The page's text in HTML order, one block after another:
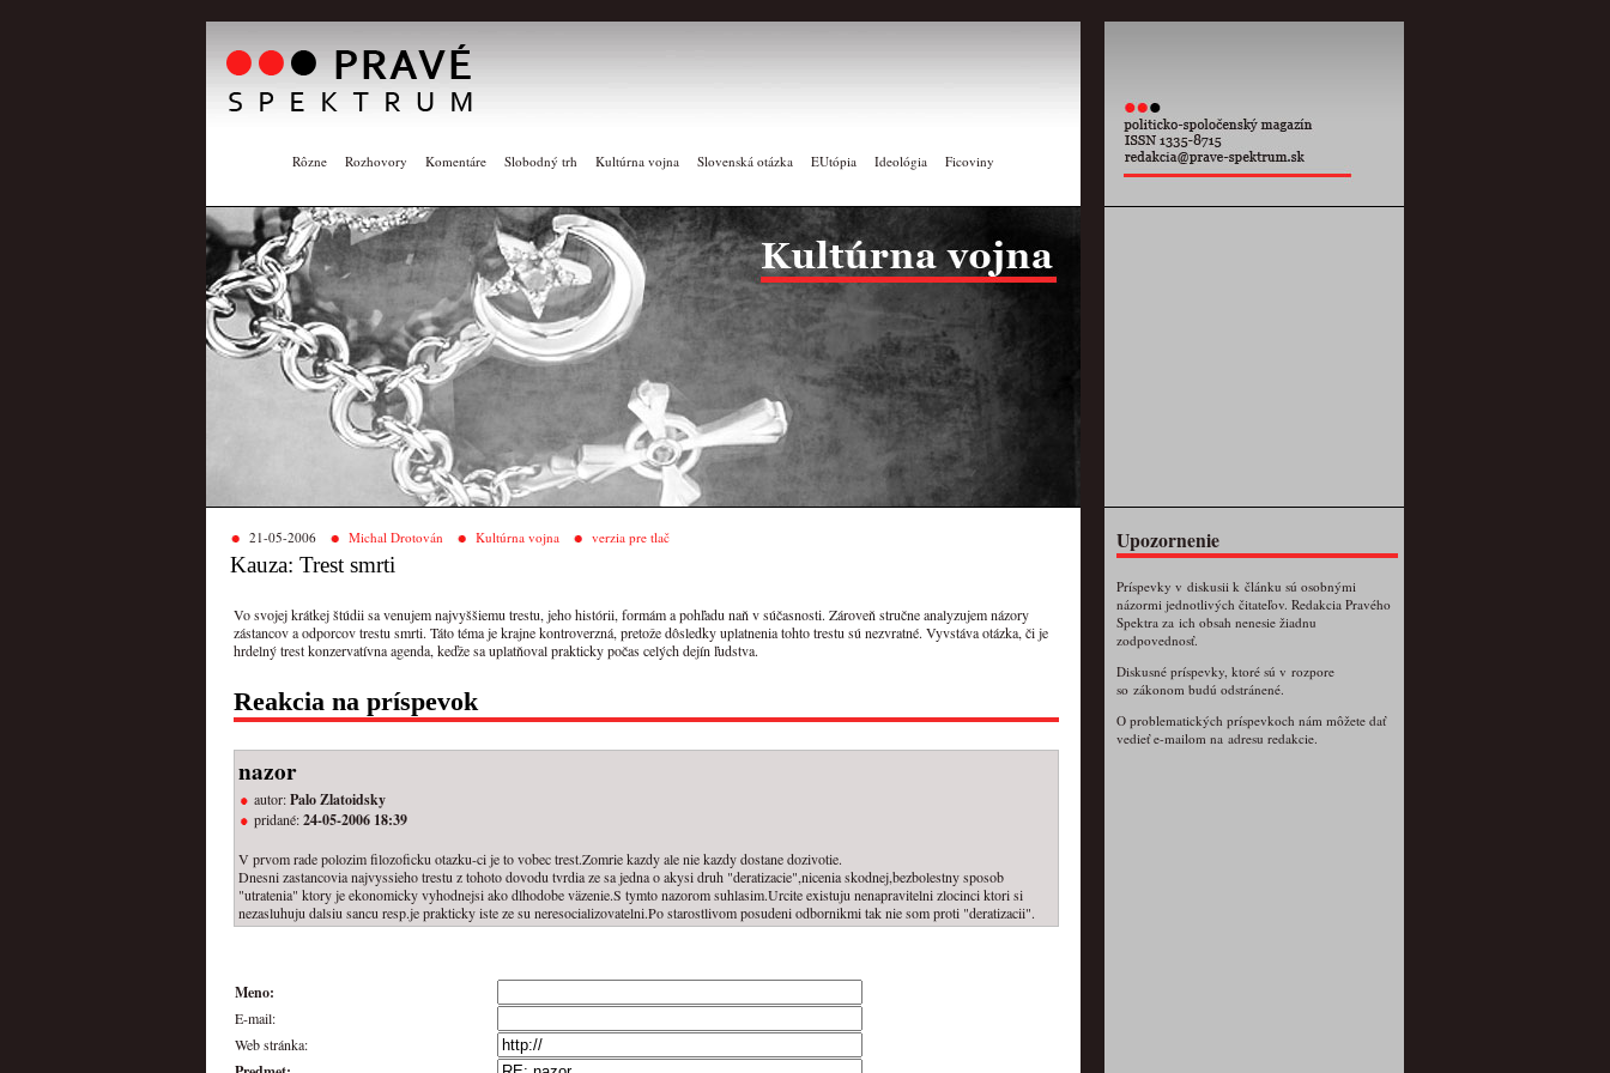
Rôzne Rozhovory Komentáre Slobodný trh Kultúrna vojna Slovenská otázka EUtópia Ideológia Ficoviny
21-05-2006 Michal Drotován Kultúrna vojna verzia pre tlač
Kauza: Trest smrti
Vo svojej krátkej štúdii sa venujem najvyššiemu trestu, jeho histórii, formám a pohľadu naň v súčasnosti. Zároveň stručne analyzujem názory
zástancov a odporcov trestu smrti. Táto téma je krajne kontroverzná, pretože dôsledky uplatnenia tohto trestu sú nezvratné. Vyvstáva otázka, či je
hrdelný trest konzervatívna agenda, keďže sa uplatňoval prakticky počas celých dejín ľudstva.
Reakcia na príspevok
nazor
autor:Palo Zlatoidsky
pridané:24-05-2006 18:39
V prvom rade polozim filozoficku otazku-ci je to vobec trest.Zomrie kazdy ale nie kazdy dostane dozivotie.
Dnesni zastancovia najvyssieho trestu z tohoto dovodu tvrdia ze sa jedna o akysi druh "deratizacie",nicenia skodnej,bezbolestny sposob
"utratenia" ktory je ekonomicky vyhodnejsi ako dlhodobe väzenie.S tymto nazorom suhlasim.Urcite existuju nenapravitelni zlocinci ktori si
nezasluhuju dalsiu sancu resp.je prakticky iste ze su neresocializovatelni.Po starostlivom posudeni odbornikmi tak nie som proti "deratizacii".
Meno:
E-mail:
Web stránka:
Upozornenie
Príspevky v diskusii k článku sú osobnými
názormi jednotlivých čitateľov. Redakcia Pravého
Spektra za ich obsah nenesie žiadnu
zodpovednosť.
Diskusné príspevky, ktoré sú v rozpore
so zákonom budú odstránené.
O problematických príspevkoch nám môžete dať
vedieť e-mailom na adresu redakcie.